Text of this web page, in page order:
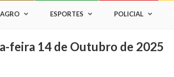
AGRO ESPORTES POLICIAL
feira 14 de Outubro de 2025